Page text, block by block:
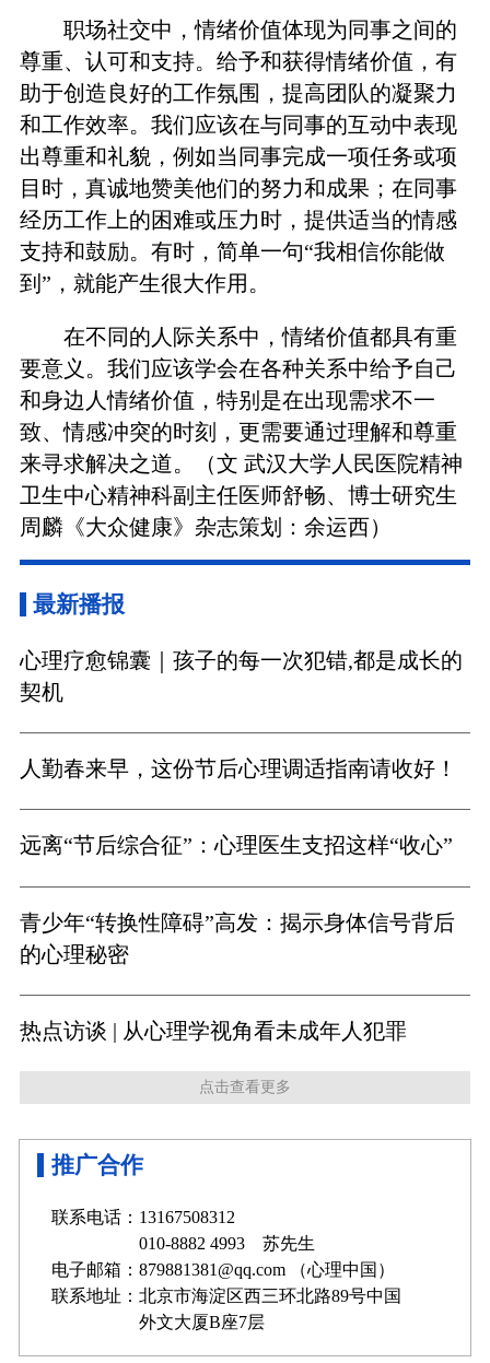
职场社交中，情绪价值体现为同事之间的
尊重、认可和支持。给予和获得情绪价值，有
助于创造良好的工作氛围，提高团队的凝聚力
和工作效率。我们应该在与同事的互动中表现
出尊重和礼貌，例如当同事完成一项任务或项
目时，真诚地赞美他们的努力和成果；在同事
经历工作上的困难或压力时，提供适当的情感
支持和鼓励。有时，简单一句“我相信你能做
到”，就能产生很大作用。
在不同的人际关系中，情绪价值都具有重
要意义。我们应该学会在各种关系中给予自己
和身边人情绪价值，特别是在出现需求不一
致、情感冲突的时刻，更需要通过理解和尊重
来寻求解决之道。（文 武汉大学人民医院精神
卫生中心精神科副主任医师舒畅、博士研究生
周麟《大众健康》杂志策划：余运西）
最新播报
心理疗愈锦囊｜孩子的每一次犯错,都是成长的
契机
人勤春来早，这份节后心理调适指南请收好！
远离“节后综合征”：心理医生支招这样“收心”
青少年“转换性障碍”高发：揭示身体信号背后
的心理秘密
热点访谈 | 从心理学视角看未成年人犯罪
点击查看更多
推广合作
联系电话：13167508312
010-8882 4993 苏先生
电子邮箱：879881381@qq.com （心理中国）
联系地址：北京市海淀区西三环北路89号中国
外文大厦B座7层